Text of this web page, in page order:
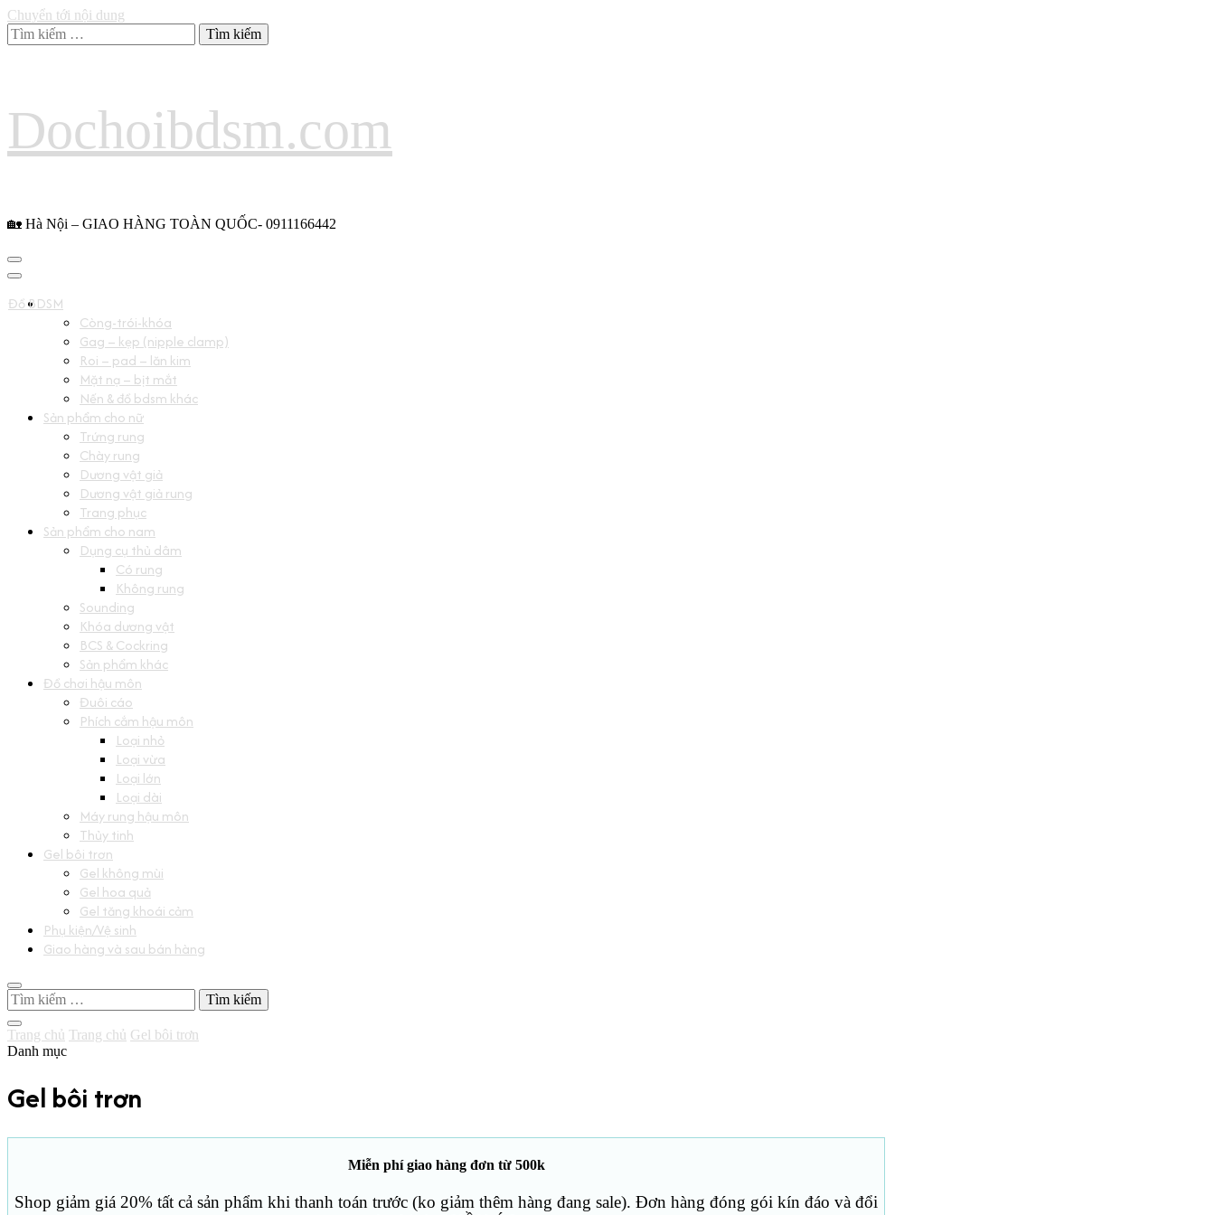
Chuyển tới nội dung
Tìm
kiếm
Dochoibdsm.com
🏡 Hà Nội – GIAO HÀNG TOÀN QUỐC- 0911166442
Đồ BDSM
Còng-trói-khóa
Gag – kẹp (nipple clamp)
Roi – pad – lăn kim
Mặt nạ – bịt mắt
Nến & đồ bdsm khác
Sản phẩm cho nữ
Trứng rung
Chày rung
Dương vật giả
Dương vật giả rung
Trang phục
Sản phẩm cho nam
Dụng cụ thủ dâm
Có rung
Không rung
Sounding
Khóa dương vật
BCS & Cockring
Sản phẩm khác
Đồ chơi hậu môn
Đuôi cáo
Phích cắm hậu môn
Loại nhỏ
Loại vừa
Loại lớn
Loại dài
Máy rung hậu môn
Thủy tinh
Gel bôi trơn
Gel không mùi
Gel hoa quả
Gel tăng khoái cảm
Phụ kiện/Vệ sinh
Giao hàng và sau bán hàng
Tìm
kiếm
cho:
Trang chủ Trang chủ Gel bôi trơn
Danh mục
Gel bôi trơn
Miễn phí giao hàng đơn từ 500k
Shop giảm giá 20% tất cả sản phẩm khi thanh toán trước (ko giảm thêm hàng đang sale). Đơn hàng đóng gói kín đáo và đổi